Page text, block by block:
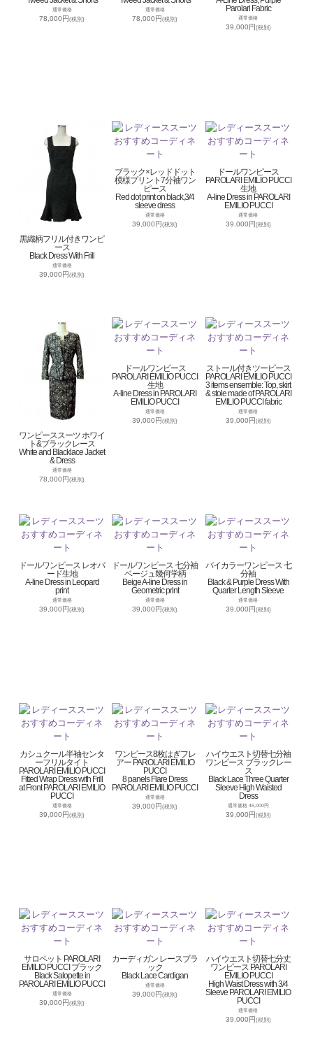
通常価格
78,000円(税別)
通常価格
78,000円(税別)
Parolari Fabric
通常価格
39,000円(税別)
黒織柄フリル付きワンピ
ース
Black Dress With Frill
通常価格
39,000円(税別)
ブラック×レッドドット
模様プリント7分袖ワン
ピース
Red dot print on black,3/4
sleeve dress
通常価格
39,000円(税別)
ドールワンピース
PAROLARI EMILIO PUCCI
生地
A-line Dress in PAROLARI
EMILIO PUCCI
通常価格
39,000円(税別)
ワンピーススーツ ホワイ
ト&ブラックレース
White and Blacklace Jacket
& Dress
通常価格
78,000円(税別)
ドールワンピース
PAROLARI EMILIO PUCCI
生地
A-line Dress in PAROLARI
EMILIO PUCCI
通常価格
39,000円(税別)
ストール付きツーピース
PAROLARI EMILIO PUCCI
3 items ensemble: Top, skirt
& stole made of PAROLARI
EMILIO PUCCI fabric
通常価格
39,000円(税別)
ドールワンピース レオパ
ード生地
A-line Dress in Leopard
print
通常価格
39,000円(税別)
ドールワンピース 七分袖
ベージュ幾何学柄
Beige A-line Dress in
Geometric print
通常価格
39,000円(税別)
バイカラーワンピース 七
分袖
Black & Purple Dress With
Quarter Length Sleeve
通常価格
39,000円(税別)
カシュクール半袖センタ
ーフリルタイト
PAROLARI EMILIO PUCCI
Fitted Wrap Dress with Frill
at Front PAROLARI EMILIO
PUCCI
通常価格
39,000円(税別)
ワンピース8枚はぎフレ
アー PAROLARI EMILIO
PUCCI
8 panels Flare Dress
PAROLARI EMILIO PUCCI
通常価格
39,000円(税別)
ハイウエスト切替七分袖
ワンピース ブラックレー
ス
Black Lace Three Quarter
Sleeve High Waisted
Dress
通常価格 45,000円
39,000円(税別)
サロペット PAROLARI
EMILIO PUCCI ブラック
Black Salopette in
PAROLARI EMILIO PUCCI
通常価格
39,000円(税別)
カーディガン レースブラ
ック
Black Lace Cardigan
通常価格
39,000円(税別)
ハイウエスト切替七分丈
ワンピース PAROLARI
EMILIO PUCCI
High Waist Dress with 3/4
Sleeve PAROLARI EMILIO
PUCCI
通常価格
39,000円(税別)